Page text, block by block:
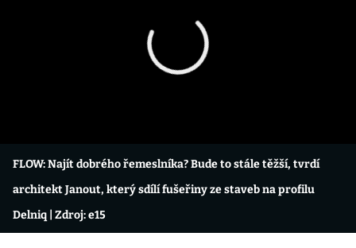
FLOW: Najít dobrého řemeslníka? Bude to stále těžší, tvrdí
architekt Janout, který sdílí fušeřiny ze staveb na profilu
Delniq | Zdroj: e15